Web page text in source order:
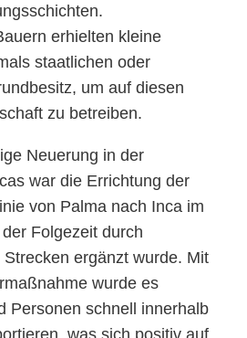
erhielten kleine
staatlichen oder
um auf diesen
zu betreiben.
Neuerung in der
war die Errichtung der
von Palma nach Inca im
Folgezeit durch
ergänzt wurde. Mit
wurde es
Personen schnell innerhalb
was sich positiv auf